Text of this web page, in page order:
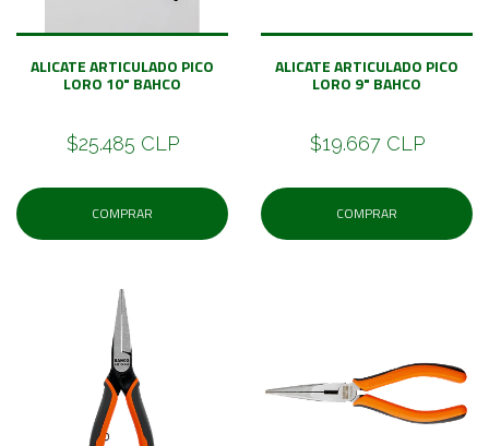
ALICATE ARTICULADO PICO
LORO 10" BAHCO
$25.485 CLP
COMPRAR
ALICATE ARTICULADO PICO
LORO 9" BAHCO
$19.667 CLP
COMPRAR